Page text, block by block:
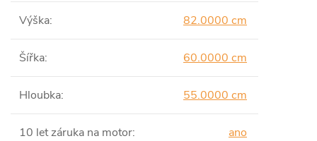
Výška: 82.0000 cm
Šířka: 60.0000 cm
Hloubka: 55.0000 cm
10 let záruka na motor: ano